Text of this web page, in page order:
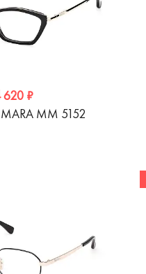
620 ₽
MM 5152